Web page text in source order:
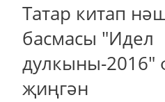
Татар китап
басмасы "Идел
дулкыны-2016"
җиңгән